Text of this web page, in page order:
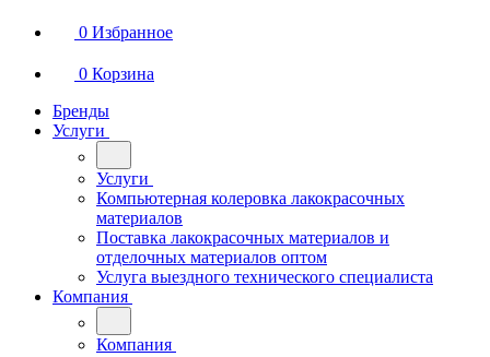
0 Избранное
0 Корзина
Бренды
Услуги
Услуги
Компьютерная колеровка лакокрасочных
материалов
Поставка лакокрасочных материалов и
отделочных материалов оптом
Услуга выездного технического специалиста
Компания
Компания